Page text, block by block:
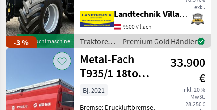
-3 %Gebrauchtmaschine
exkl.
Zapfwellendrehzahl:
540/540E/1000/1000E,
Höchstgeschwindigkeit in
km/h: 50 km/h, Aufla
Landtechnik Villach GmbH
9500 Villach
Traktoren
/ New
Holland
Premium Gold Händler
Metal-Fach
T935/1 18to
Nutzlast
Muldenkipper
33.900
€
inkl. 20 %
MwSt.
28.250 €
Bj. 2021
Bremse: Druckluftbremse,